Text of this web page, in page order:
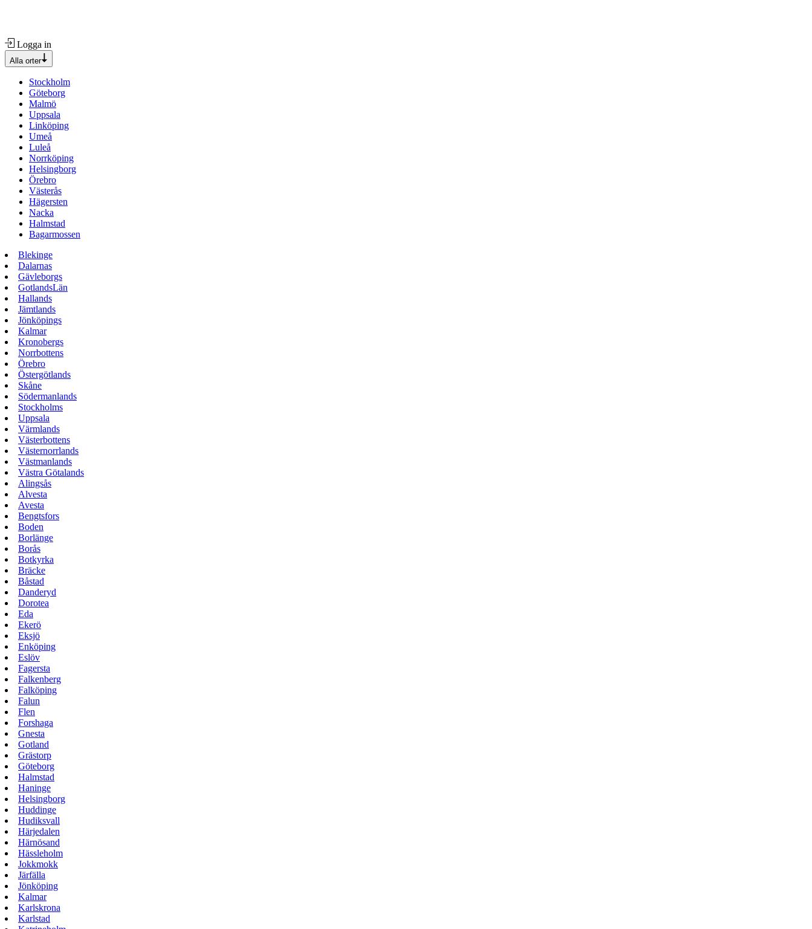
Logga in
Alla orter
Stockholm
Göteborg
Malmö
Uppsala
Linköping
Umeå
Luleå
Norrköping
Helsingborg
Örebro
Västerås
Hägersten
Nacka
Halmstad
Bagarmossen
Blekinge
Dalarnas
Gävleborgs
GotlandsLän
Hallands
Jämtlands
Jönköpings
Kalmar
Kronobergs
Norrbottens
Örebro
Östergötlands
Skåne
Södermanlands
Stockholms
Uppsala
Värmlands
Västerbottens
Västernorrlands
Västmanlands
Västra Götalands
Alingsås
Alvesta
Avesta
Bengtsfors
Boden
Borlänge
Borås
Botkyrka
Bräcke
Båstad
Danderyd
Dorotea
Eda
Ekerö
Eksjö
Enköping
Eslöv
Fagersta
Falkenberg
Falköping
Falun
Flen
Forshaga
Gnesta
Gotland
Grästorp
Göteborg
Halmstad
Haninge
Helsingborg
Huddinge
Hudiksvall
Härjedalen
Härnösand
Hässleholm
Jokkmokk
Järfälla
Jönköping
Kalmar
Karlskrona
Karlstad